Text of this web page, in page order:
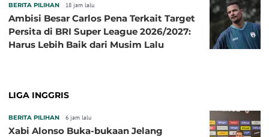
BERITA PILIHAN 18 jam lalu
Ambisi Besar Carlos Pena Terkait Target
Persita di BRI Super League 2026/2027:
Harus Lebih Baik dari Musim Lalu
LIGA INGGRIS
BERITA PILIHAN 6 jam lalu
Xabi Alonso Buka-bukaan Jelang